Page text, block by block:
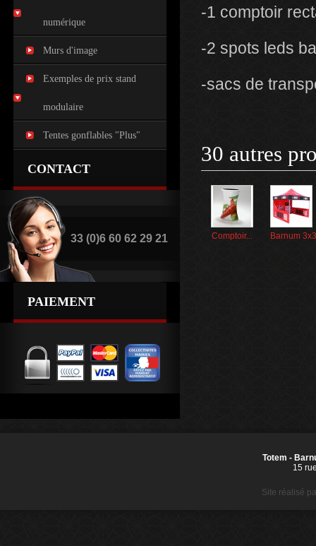
numérique
Murs d'image
Exemples de prix stand
modulaire
Tentes gonflables "Plus"
CONTACT
33 (0)6 60 62 29 21
PAIEMENT
-1 comptoir
-2 spots leds
-sacs de
30 autres
Comptoir... Barnum
Totem -
15
Site réalisé